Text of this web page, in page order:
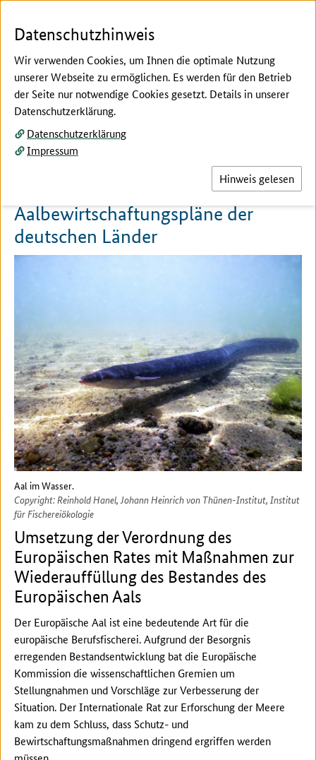
Hier beginnt der Hauptinhalt dieser Seite
Bestandsmanagement
Aalbewirtschaftungspläne der
deutschen Länder
Aal im Wasser.
Copyright: Reinhold Hanel, Johann Heinrich von Thünen-Institut, Institut
für Fischereiökologie
Umsetzung der Verordnung des
Europäischen Rates mit Maßnahmen zur
Wiederauffüllung des Bestandes des
Europäischen Aals
Der Europäische Aal ist eine bedeutende Art für die
europäische Berufsfischerei. Aufgrund der Besorgnis
erregenden Bestandsentwicklung bat die Europäische
Kommission die wissenschaftlichen Gremien um
Stellungnahmen und Vorschläge zur Verbesserung der
Situation. Der Internationale Rat zur Erforschung der Meere
kam zu dem Schluss, dass Schutz- und
Bewirtschaftungsmaßnahmen dringend ergriffen werden
Datenschutzhinweis
Wir verwenden Cookies, um Ihnen die optimale Nutzung
unserer Webseite zu ermöglichen. Es werden für den Betrieb
der Seite nur notwendige Cookies gesetzt. Details in unserer
Datenschutzerklärung.
Datenschutzerklärung
Impressum
Hinweis gelesen